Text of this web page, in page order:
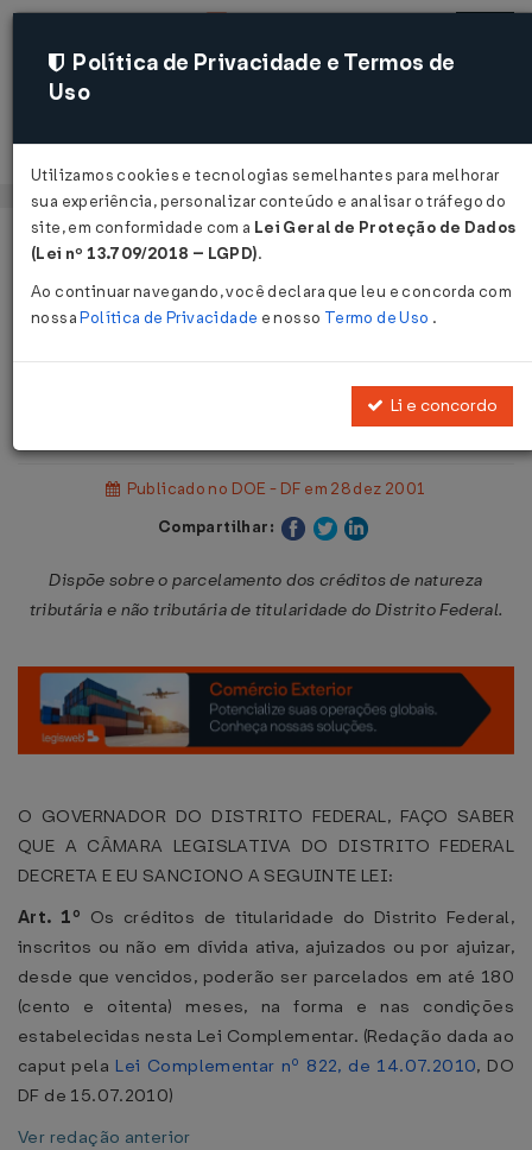
Acessar
Página Inicial
Legislações
Lei Complementar nº 432 de
Publicado no DOE - DF em 28 dez 2001
Compartilhar:
Dispõe sobre o parcelamento dos créditos de natureza
tributária e não tributária de titularidade do Distrito Federal.
O GOVERNADOR DO DISTRITO FEDERAL, FAÇO SABER
QUE A CÂMARA LEGISLATIVA DO DISTRITO FEDERAL
DECRETA E EU SANCIONO A SEGUINTE LEI:
Art. 1º Os créditos de titularidade do Distrito Federal,
inscritos ou não em dívida ativa, ajuizados ou por ajuizar,
desde que vencidos, poderão ser parcelados em até 180
(cento e oitenta) meses, na forma e nas condições
estabelecidas nesta Lei Complementar. (Redação dada ao
caput pela Lei Complementar nº 822, de 14.07.2010, DO
DF de 15.07.2010)
Ver redação anterior
Política de Privacidade e Termos de
Uso
Utilizamos cookies e tecnologias semelhantes para melhorar
sua experiência, personalizar conteúdo e analisar o tráfego do
site, em conformidade com a Lei Geral de Proteção de Dados
(Lei nº 13.709/2018 – LGPD).
Ao continuar navegando, você declara que leu e concorda com
nossaPolítica de Privacidade e nosso Termo de Uso .
Li e concordo